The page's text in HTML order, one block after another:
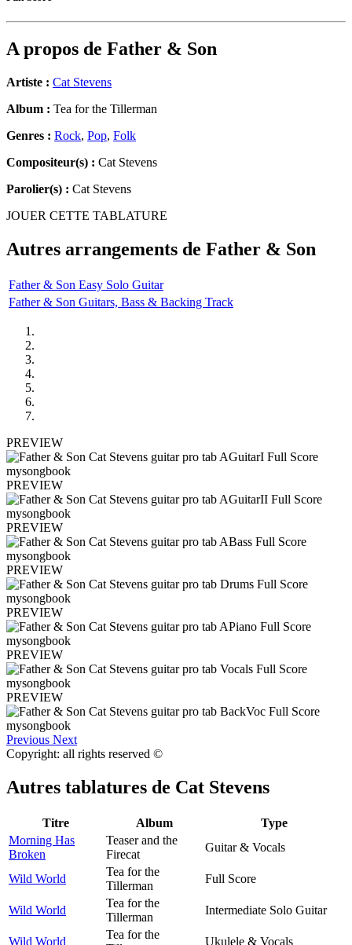
A propos de Father & Son
Artiste : Cat Stevens
Album : Tea for the Tillerman
Genres : Rock, Pop, Folk
Compositeur(s) : Cat Stevens
Parolier(s) : Cat Stevens
JOUER CETTE TABLATURE
Autres arrangements de Father & Son
Father & Son Easy Solo Guitar
Father & Son Guitars, Bass & Backing Track
PREVIEW
PREVIEW
PREVIEW
PREVIEW
PREVIEW
PREVIEW
PREVIEW
Previous Next
Copyright: all rights reserved ©
Autres tablatures de Cat Stevens
Titre Album
Type
Morning Has
Broken
Teaser and the
Firecat
Guitar & Vocals
Wild World
Tea for the
Tillerman
Full Score
Wild World
Tea for the
Tillerman
Intermediate Solo Guitar
Wild World
Tea for the
Ukulele & Vocals